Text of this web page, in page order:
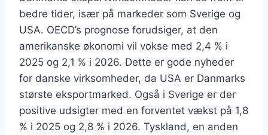
bedre tider, især på markeder som Sverige og
USA. OECD’s prognose forudsiger, at den
amerikanske økonomi vil vokse med 2,4 % i
2025 og 2,1 % i 2026. Dette er gode nyheder
for danske virksomheder, da USA er Danmarks
største eksportmarked. Også i Sverige er der
positive udsigter med en forventet vækst på 1,8
% i 2025 og 2,8 % i 2026. Tyskland, en anden